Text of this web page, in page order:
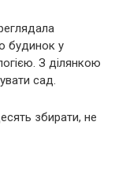
будинок у
З ділянкою
сад.
збирати, не